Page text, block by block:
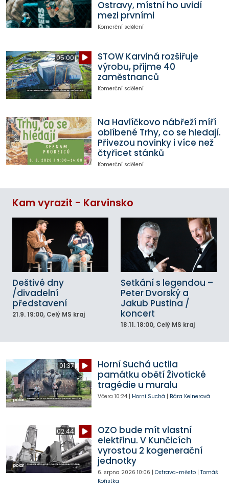
Ostravy, místní ho uvidí
mezi prvními
Komerční sdělení
05:00
STOW Karviná rozšiřuje
výrobu, přijme 40
zaměstnanců
Komerční sdělení
Na Havlíčkovo nábřeží míří
oblíbené Trhy, co se hledají.
Přivezou novinky i více než
čtyřicet stánků
Komerční sdělení
Kam vyrazit - Karvinsko
Deštivé dny
/divadelní
představení
21.9. 19:00, Celý MS kraj
Setkání s legendou –
Peter Dvorský a
Jakub Pustina /
koncert
18.11. 18:00, Celý MS kraj
01:37
Horní Suchá uctila
památku obětí Životické
tragédie u muralu
Včera 10:24| Horní Suchá | Bára Kelnerová
02:44
OZO bude mít vlastní
elektřinu. V Kunčicích
vyrostou 2 kogenerační
jednotky
6. srpna 2026 10:06 | Ostrava-město| Tomáš
Kořistka